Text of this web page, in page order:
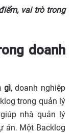
vai trò trong
doanh
gì, doanh nghiệp
trong quản lý
nhà quản lý
án. Một Backlog